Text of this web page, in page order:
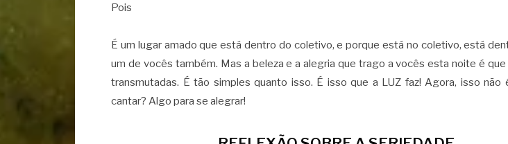
Pois
É um lugar amado que está dentro do coletivo, e porque está no coletivo, está
um de vocês também. Mas a beleza e a alegria que trago a vocês esta noite é
transmutadas. É tão simples quanto isso. É isso que a LUZ faz! Agora, isso não
cantar? Algo para se alegrar!